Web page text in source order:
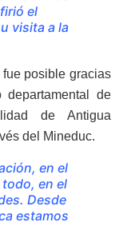
el
visita a la
posible gracias
de
de Antigua
del Mineduc.
en el
en el
Desde
estamos